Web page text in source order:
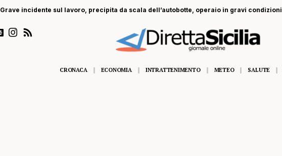
Grave incidente sul lavoro, precipita da scala dell’autobotte, operaio in gravi condizioni
CRONACA ECONOMIA INTRATTENIMENTO METEO SALUTE